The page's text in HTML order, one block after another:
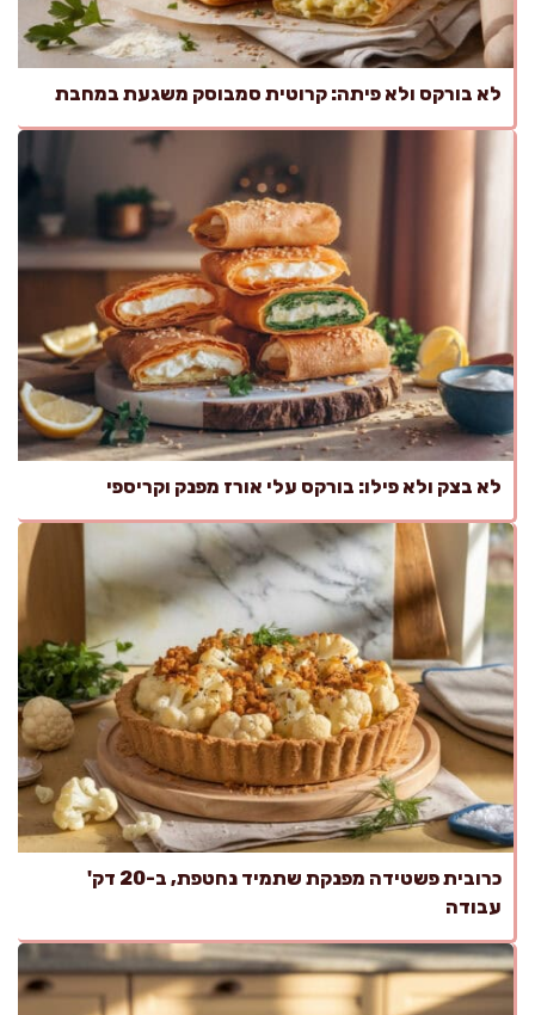
לא בורקס ולא פיתה: קרוטית סמבוסק משגעת במחבת
לא בצק ולא פילו: בורקס עלי אורז מפנק וקריספי
כרובית פשטידה מפנקת שתמיד נחטפת, ב-20 דק'
עבודה